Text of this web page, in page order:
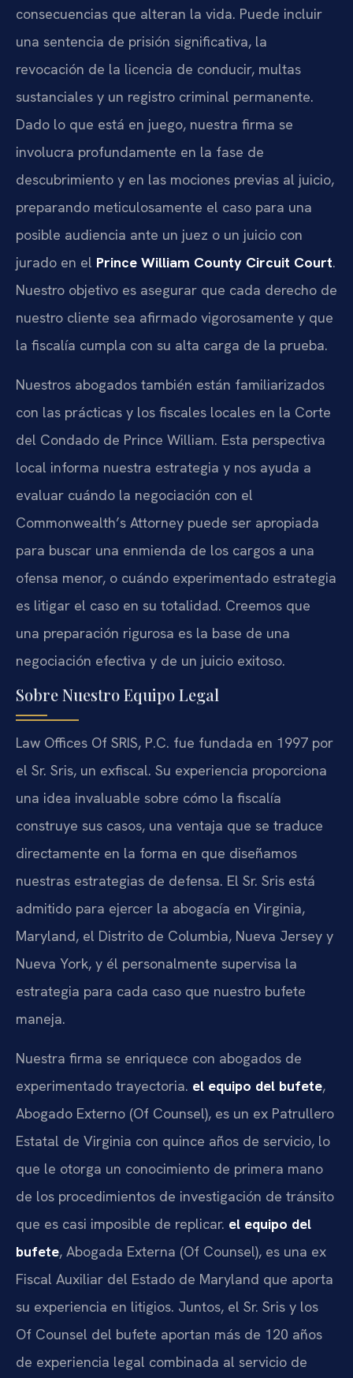
consecuencias que alteran la vida. Puede incluir
una sentencia de prisión significativa, la
revocación de la licencia de conducir, multas
sustanciales y un registro criminal permanente.
Dado lo que está en juego, nuestra firma se
involucra profundamente en la fase de
descubrimiento y en las mociones previas al juicio,
preparando meticulosamente el caso para una
posible audiencia ante un juez o un juicio con
jurado en el Prince William County Circuit Court.
Nuestro objetivo es asegurar que cada derecho de
nuestro cliente sea afirmado vigorosamente y que
la fiscalía cumpla con su alta carga de la prueba.
Nuestros abogados también están familiarizados
con las prácticas y los fiscales locales en la Corte
del Condado de Prince William. Esta perspectiva
local informa nuestra estrategia y nos ayuda a
evaluar cuándo la negociación con el
Commonwealth’s Attorney puede ser apropiada
para buscar una enmienda de los cargos a una
ofensa menor, o cuándo experimentado estrategia
es litigar el caso en su totalidad. Creemos que
una preparación rigurosa es la base de una
negociación efectiva y de un juicio exitoso.
Sobre Nuestro Equipo Legal
Law Offices Of SRIS, P.C. fue fundada en 1997 por
el Sr. Sris, un exfiscal. Su experiencia proporciona
una idea invaluable sobre cómo la fiscalía
construye sus casos, una ventaja que se traduce
directamente en la forma en que diseñamos
nuestras estrategias de defensa. El Sr. Sris está
admitido para ejercer la abogacía en Virginia,
Maryland, el Distrito de Columbia, Nueva Jersey y
Nueva York, y él personalmente supervisa la
estrategia para cada caso que nuestro bufete
maneja.
Nuestra firma se enriquece con abogados de
experimentado trayectoria. el equipo del bufete,
Abogado Externo (Of Counsel), es un ex Patrullero
Estatal de Virginia con quince años de servicio, lo
que le otorga un conocimiento de primera mano
de los procedimientos de investigación de tránsito
que es casi imposible de replicar. el equipo del
bufete, Abogada Externa (Of Counsel), es una ex
Fiscal Auxiliar del Estado de Maryland que aporta
su experiencia en litigios. Juntos, el Sr. Sris y los
Of Counsel del bufete aportan más de 120 años
de experiencia legal combinada al servicio de